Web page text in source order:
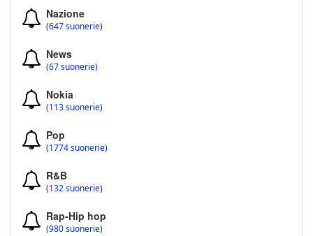
Nazione
(647 suonerie)
News
(67 suonerie)
Nokia
(113 suonerie)
Pop
(1774 suonerie)
R&B
(132 suonerie)
Rap-Hip hop
(980 suonerie)